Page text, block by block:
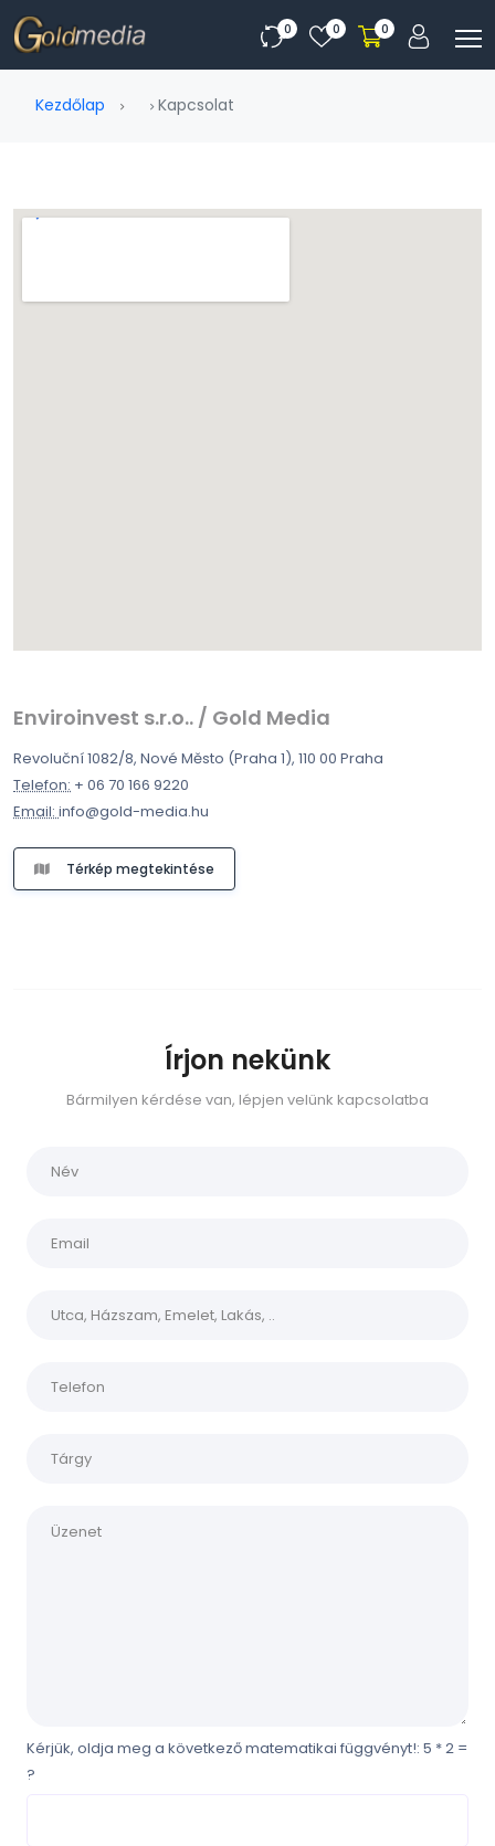
0 0 0
Kezdőlap Kapcsolat
Enviroinvest s.r.o.. / Gold Media
Revoluční 1082/8, Nové Město (Praha 1), 110 00 Praha
Telefon: + 06 70 166 9220
Email:info@gold-media.hu
Térkép megtekintése
Írjon nekünk
Bármilyen kérdése van, lépjen velünk kapcsolatba
Kérjük, oldja meg a következő matematikai függvényt!: 5 * 2 =
?